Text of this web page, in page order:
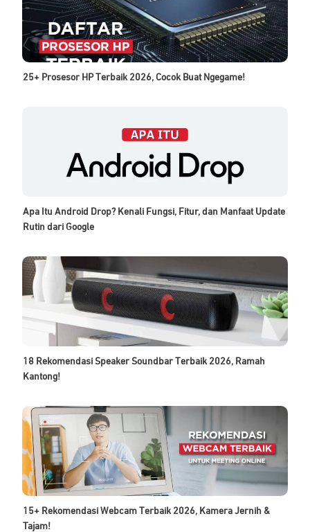
25+ Prosesor HP Terbaik 2026, Cocok Buat Ngegame!
Apa Itu Android Drop? Kenali Fungsi, Fitur, dan Manfaat Update
Rutin dari Google
18 Rekomendasi Speaker Soundbar Terbaik 2026, Ramah
Kantong!
15+ Rekomendasi Webcam Terbaik 2026, Kamera Jernih &
Tajam!